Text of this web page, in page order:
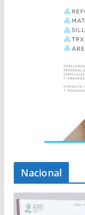
Nacional